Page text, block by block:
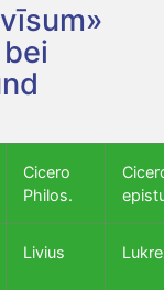
Cicero
Philos.
Livius